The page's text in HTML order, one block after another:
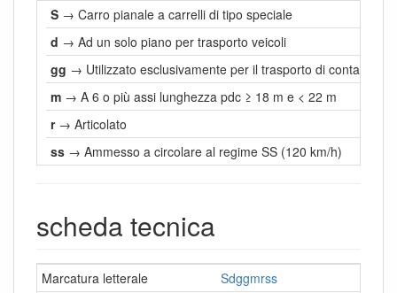
S → Carro pianale a carrelli di tipo speciale
d → Ad un solo piano per trasporto veicoli
gg → Utilizzato esclusivamente per il trasporto di
m → A 6 o più assi lunghezza pdc ≥ 18 m e < 22 m
r→ Articolato
ss → Ammesso a circolare al regime SS (120 km/h)
scheda tecnica
Marcatura letterale
Sdggmrss